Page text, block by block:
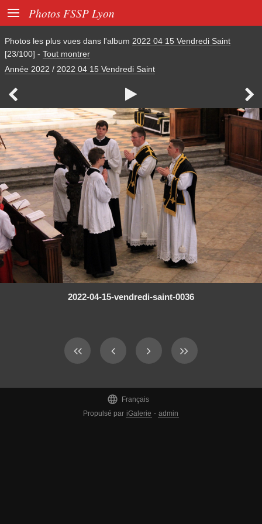
 Photos FSSP Lyon
Photos les plus vues dans l'album 2022 04 15 Vendredi Saint
[23/100] - Tout montrer
Année 2022 / 2022 04 15 Vendredi Saint
  
2022-04-15-vendredi-saint-0036

Français
Propulsé par iGalerie - admin